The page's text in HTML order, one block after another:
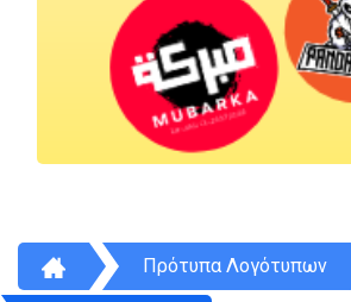
Πρότυπα Λογότυπων